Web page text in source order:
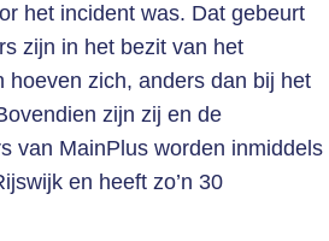
het incident was. Dat gebeurt
zijn in het bezit van het
hoeven zich, anders dan bij het
zijn zij en de
van MainPlus worden inmiddels
en heeft zo’n 30